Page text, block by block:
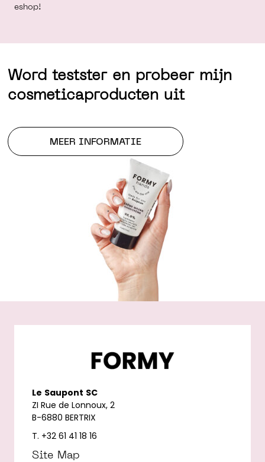
eshop!
Word testster en probeer mijn
cosmeticaproducten uit
MEER INFORMATIE
Le Saupont SC
ZI Rue de Lonnoux, 2
B-6880 BERTRIX
T. +32 61 41 18 16
Site Map